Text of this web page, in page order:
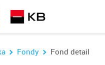
Fondy Fond detail